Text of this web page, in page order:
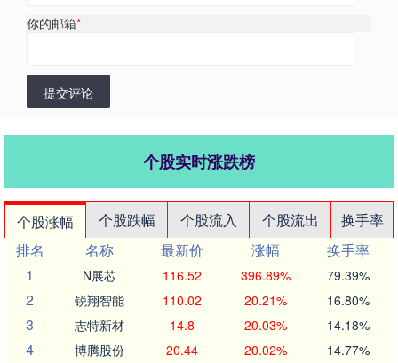
你的邮箱*
提交评论
个股实时涨跌榜
个股涨幅 个股跌幅 个股流入 个股流出
换手率
排名
名称 最新价 涨幅
换手率
1
N展芯 116.52 396.89% 79.39%
2 锐翔智能 110.02 20.21% 16.80%
3 志特新材 14.8 20.03% 14.18%
4 博腾股份 20.44 20.02% 14.77%